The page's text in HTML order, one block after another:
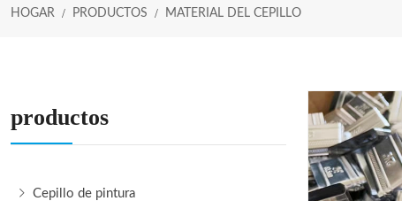
HOGAR PRODUCTOS MATERIAL DEL CEPILLO
productos
Cepillo de pintura